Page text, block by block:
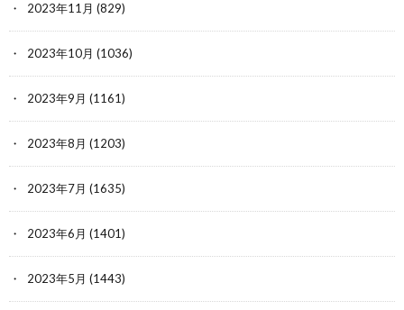
2023年11月 (829)
2023年10月 (1036)
2023年9月 (1161)
2023年8月 (1203)
2023年7月 (1635)
2023年6月 (1401)
2023年5月 (1443)